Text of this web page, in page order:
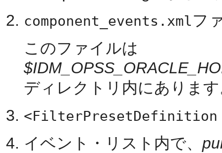
component_events.xmlフ
このファイルは
ディレクトリ内にありま
<FilterPresetDefinition
イベント・リスト内で、